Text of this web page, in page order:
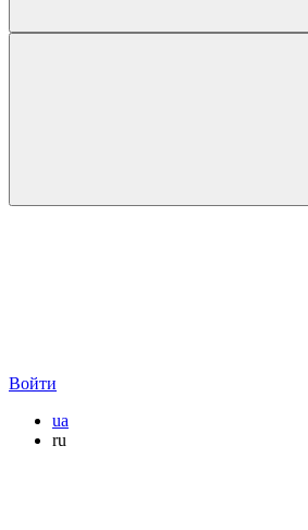
Войти
ua
ru